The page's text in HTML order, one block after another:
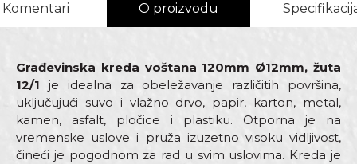
Komentari O proizvodu
Građevinska kreda voštana 120mm Ø12mm, žuta
12/1 je idealna za obeležavanje različitih površina,
uključujući suvo i vlažno drvo, papir, karton, metal,
kamen, asfalt, pločice i plastiku. Otporna je na
vremenske uslove i pruža izuzetno visoku vidljivost,
čineći je pogodnom za rad u svim uslovima. Kreda je